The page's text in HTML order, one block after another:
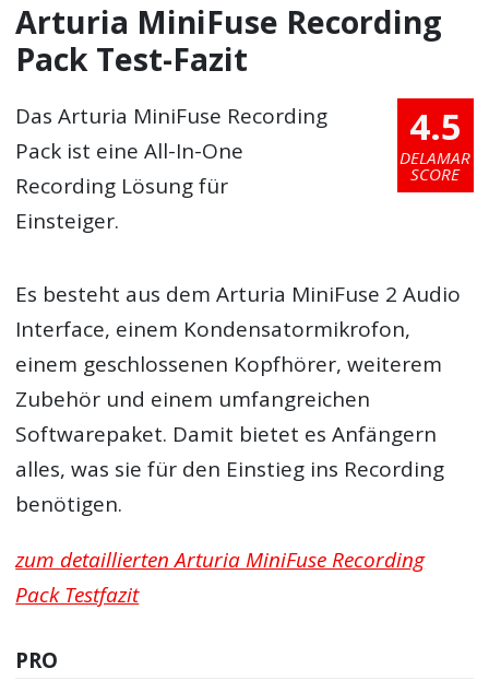
Arturia MiniFuse Recording
Pack Test-Fazit
4.5
DELAMAR
SCORE
Das Arturia MiniFuse Recording
Pack ist eine All-In-One
Recording Lösung für
Einsteiger.
Es besteht aus dem Arturia MiniFuse 2 Audio
Interface, einem Kondensatormikrofon,
einem geschlossenen Kopfhörer, weiterem
Zubehör und einem umfangreichen
Softwarepaket. Damit bietet es Anfängern
alles, was sie für den Einstieg ins Recording
benötigen.
zum detaillierten Arturia MiniFuse Recording
Pack Testfazit
PRO